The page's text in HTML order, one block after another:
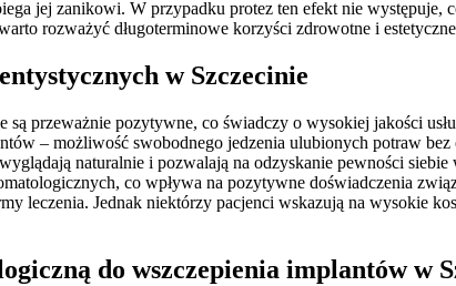
jej zanikowi. W przypadku protez ten efekt nie
rozważyć długoterminowe korzyści zdrowotne i
w Szczecinie
przeważnie pozytywne, co świadczy o wysokiej jakości
– możliwość swobodnego jedzenia ulubionych potraw
naturalnie i pozwalają na odzyskanie pewności
co wpływa na pozytywne doświadczenia
leczenia. Jednak niektórzy pacjenci wskazują na wysokie
do wszczepienia implantów w